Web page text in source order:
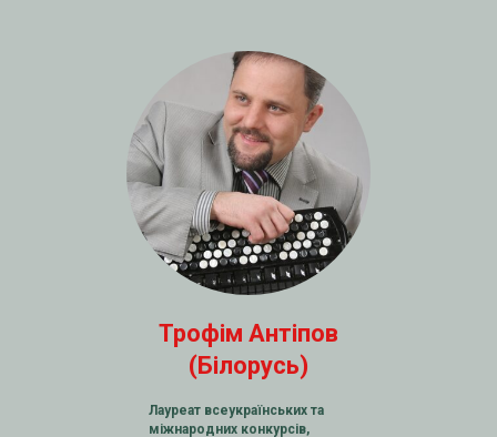
Трофім Антіпов
(Білорусь)
Лауреат всеукраїнських та
міжнародних конкурсів,